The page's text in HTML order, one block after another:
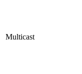
Multicast